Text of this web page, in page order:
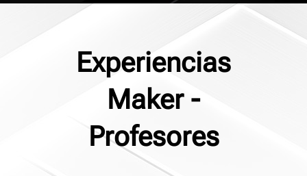
Experiencias
Maker -
Profesores